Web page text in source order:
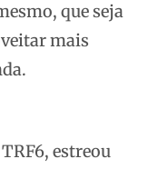
que seja
mais
estreou